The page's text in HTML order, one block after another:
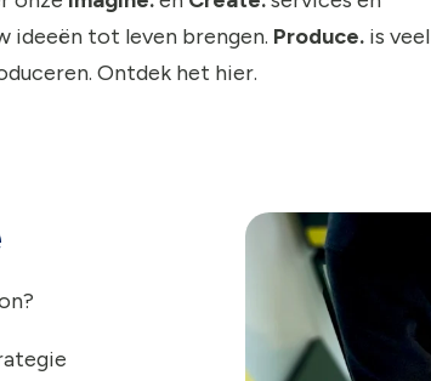
ideeën tot leven brengen. Produce.is veel
Ontdek het hier.